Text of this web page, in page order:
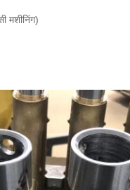
मशीनिंग)